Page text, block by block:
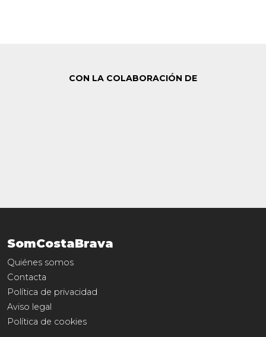
CON LA COLABORACIÓN DE
SomCostaBrava
Quiénes somos
Contacta
Política de privacidad
Aviso legal
Política de cookies